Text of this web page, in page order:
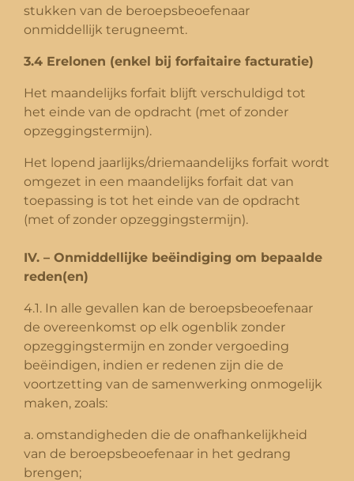
stukken van de beroepsbeoefenaar
onmiddellijk terugneemt.
3.4 Erelonen (enkel bij forfaitaire facturatie)
Het maandelijks forfait blijft verschuldigd tot
het einde van de opdracht (met of zonder
opzeggingstermijn).
Het lopend jaarlijks/driemaandelijks forfait wordt
omgezet in een maandelijks forfait dat van
toepassing is tot het einde van de opdracht
(met of zonder opzeggingstermijn).
IV. – Onmiddellijke beëindiging om bepaalde
reden(en)
4.1. In alle gevallen kan de beroepsbeoefenaar
de overeenkomst op elk ogenblik zonder
opzeggingstermijn en zonder vergoeding
beëindigen, indien er redenen zijn die de
voortzetting van de samenwerking onmogelijk
maken, zoals:
a. omstandigheden die de onafhankelijkheid
van de beroepsbeoefenaar in het gedrang
brengen;